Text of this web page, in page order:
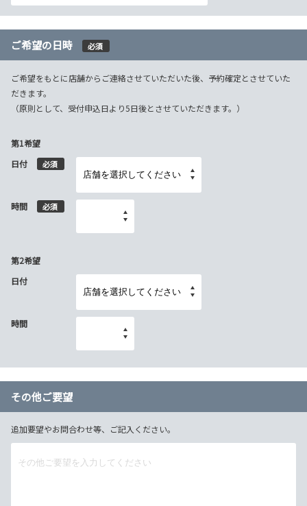
ご希望の日時 必須
ご希望をもとに店舗からご連絡させていただいた後、予約確定とさせていた
だきます。
（原則として、受付申込日より5日後とさせていただきます。）
第1希望
日付
必須
時間 必須
第2希望
日付
時間
その他ご要望
追加要望やお問合わせ等、ご記入ください。